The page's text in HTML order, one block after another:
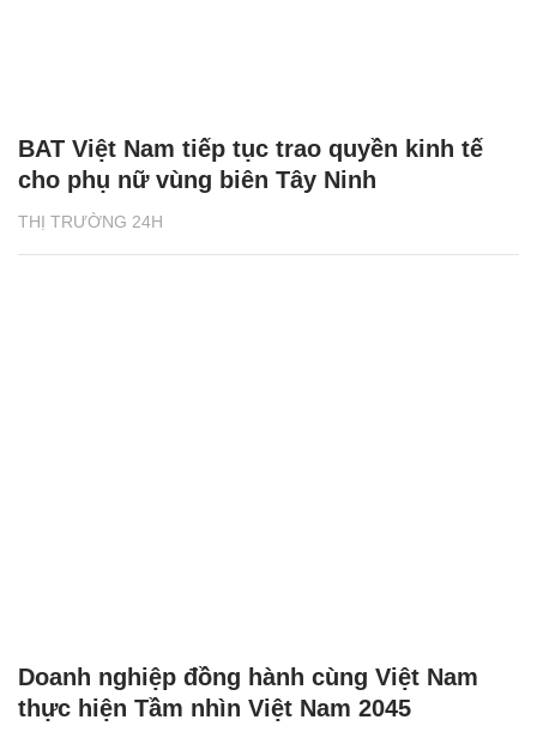
THỊ TRƯỜNG 24H
BAT Việt Nam tiếp tục trao quyền kinh tế
cho phụ nữ vùng biên Tây Ninh
Doanh nghiệp đồng hành cùng Việt Nam
thực hiện Tầm nhìn Việt Nam 2045